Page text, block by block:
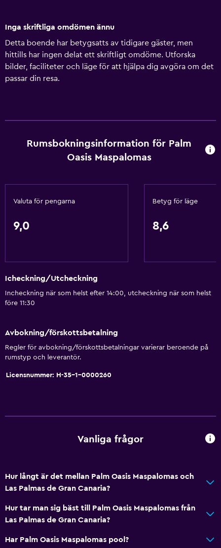
Inga skriftliga omdömen ännu
Detta boende har betygsatts av tidigare gäster, men
hittills har ingen delat ett skriftligt omdöme. Utforska
bilder, faciliteter och läge för att hjälpa dig avgöra om det
passar din resa.
Rumsbokningsinformation för Palm
Oasis Maspalomas
Valuta för pengarna
9,0
Betyg för läge
8,6
Icheckning/Utcheckning
Incheckning när som helst efter 14:00, utcheckning när som helst
före 11:30
Avbokning/förskottsbetalning
Regler för avbokning/förskottsbetalningar varierar beroende på
rumstyp och leverantör.
Licensnummer: H-35-1-0000260
Vanliga frågor
Hur långt är det mellan Palm Oasis Maspalomas och
Las Palmas de Gran Canaria?
Hur tar man sig bäst till Palm Oasis Maspalomas från
Las Palmas de Gran Canaria?
Har Palm Oasis Maspalomas pool?